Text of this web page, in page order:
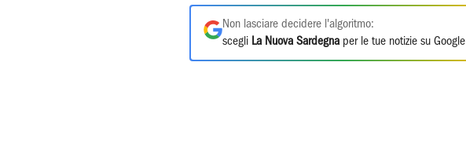
Non lasciare decidere l'algoritmo:
scegli La Nuova Sardegna per le tue notizie su Google